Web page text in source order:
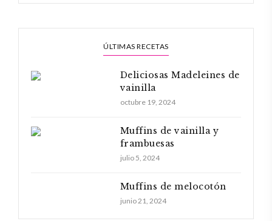
ÚLTIMAS RECETAS
Deliciosas Madeleines de
vainilla
octubre 19, 2024
Muffins de vainilla y
frambuesas
julio 5, 2024
Muffins de melocotón
junio 21, 2024